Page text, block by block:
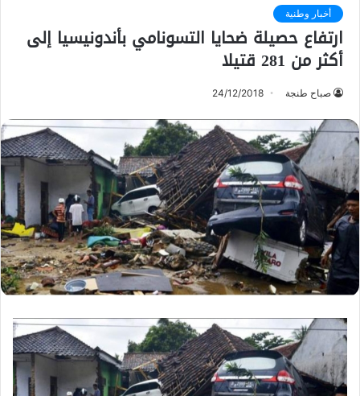
أخبار وطنية
ارتفاع حصيلة ضحايا التسونامي بأندونيسيا إلى
أكثر من 281 قتيلا
صباح طنجة 24/12/2018